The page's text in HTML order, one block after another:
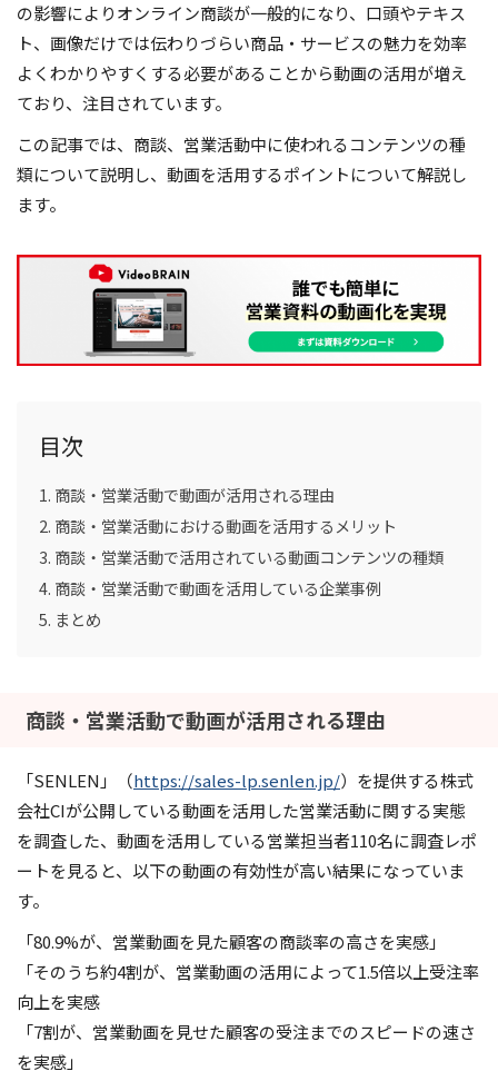
の影響によりオンライン商談が一般的になり、口頭やテキス
ト、画像だけでは伝わりづらい商品・サービスの魅力を効率
よくわかりやすくする必要があることから動画の活用が増え
ており、注目されています。
この記事では、商談、営業活動中に使われるコンテンツの種
類について説明し、動画を活用するポイントについて解説し
ます。
目次
商談・営業活動で動画が活用される理由
商談・営業活動における動画を活用するメリット
商談・営業活動で活用されている動画コンテンツの種類
商談・営業活動で動画を活用している企業事例
まとめ
商談・営業活動で動画が活用される理由
「SENLEN」（https://sales-lp.senlen.jp/）を提供する株式
会社CIが公開している動画を活用した営業活動に関する実態
を調査した、動画を活用している営業担当者110名に調査レポ
ートを見ると、以下の動画の有効性が高い結果になっていま
す。
「80.9%が、営業動画を見た顧客の商談率の高さを実感」
「そのうち約4割が、営業動画の活用によって1.5倍以上受注率
向上を実感
「7割が、営業動画を見せた顧客の受注までのスピードの速さ
を実感」